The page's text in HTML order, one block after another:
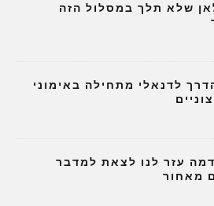
שלא תלך במסלול הזה
לדנאלי מתחילה באימוני
עזר לנו לצאת למדבר
מאחור